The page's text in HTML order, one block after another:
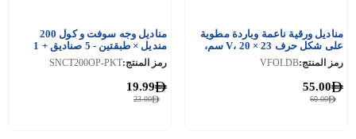
مناديل ورقية ناعمة وباردة مطوية
على شكل حرف V، 20 × 23 سم،
3000 قطعة
رمز المنتج:VFOLDB
60.00
55.00
مناديل وجه سوفت و كول 200
منديل × طبقتين - 5 صناديق + 1
صندوق 150 منديل × طبقتين
رمز المنتج:SNCT200OP-PKT
23.00
19.99